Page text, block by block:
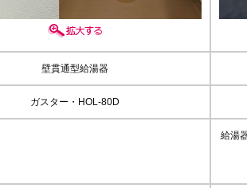
壁貫通型給湯器
ガスター・HOL-80D
給湯